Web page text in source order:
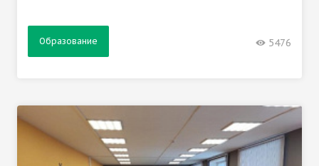
Образование 5476